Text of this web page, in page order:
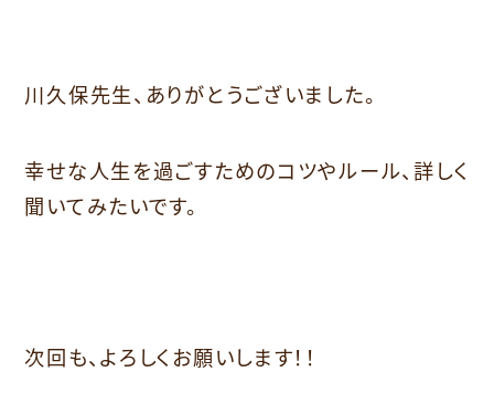
川久保先生、ありがとうございました。
幸せな人生を過ごすためのコツやルール、詳しく
聞いてみたいです。
次回も、よろしくお願いします！！